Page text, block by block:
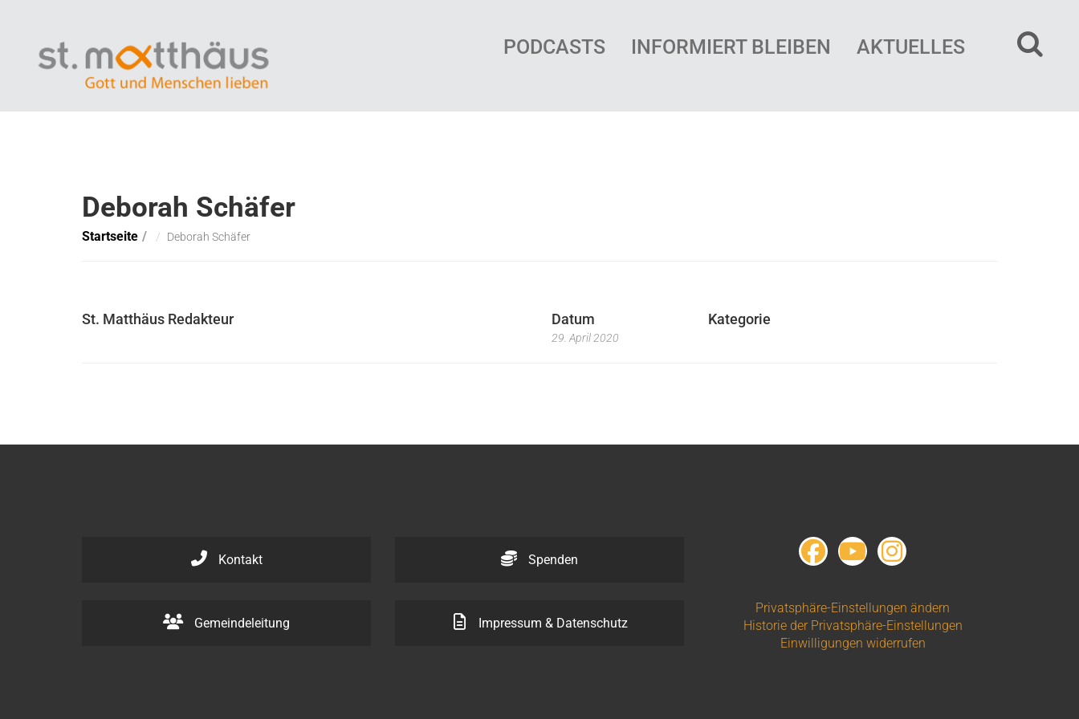
PODCASTS INFORMIERT BLEIBEN AKTUELLES
Deborah Schäfer
Startseite Deborah Schäfer
St. Matthäus Redakteur Datum
29. April 2020
Kategorie
Kontakt
Gemeindeleitung
Spenden
Impressum & Datenschutz
Privatsphäre-Einstellungen ändern
Historie der Privatsphäre-Einstellungen
Einwilligungen widerrufen